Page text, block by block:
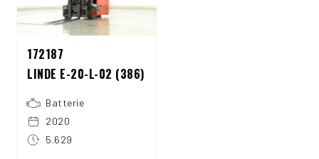
172187
LINDE E-20-L-02 (386)
Batterie
2020
5.629